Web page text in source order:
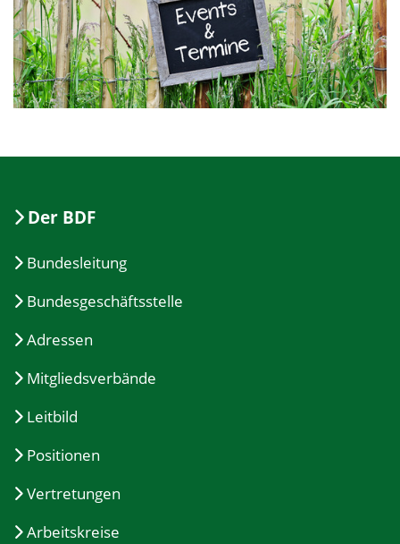
Der BDF
Bundesleitung
Bundesgeschäftsstelle
Adressen
Mitgliedsverbände
Leitbild
Positionen
Vertretungen
Arbeitskreise